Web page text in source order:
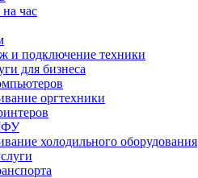
час
и подключение техники
для бизнеса
оргтехники
холодильного оборудования